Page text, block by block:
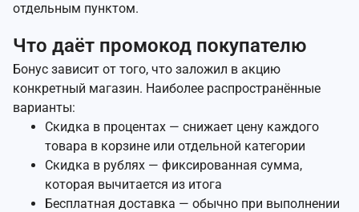
отдельным пунктом.
Что даёт промокод покупателю
Бонус зависит от того, что заложил в акцию
конкретный магазин. Наиболее распространённые
варианты:
Скидка в процентах — снижает цену каждого
товара в корзине или отдельной категории
Скидка в рублях — фиксированная сумма,
которая вычитается из итога
Бесплатная доставка — обычно при выполнении